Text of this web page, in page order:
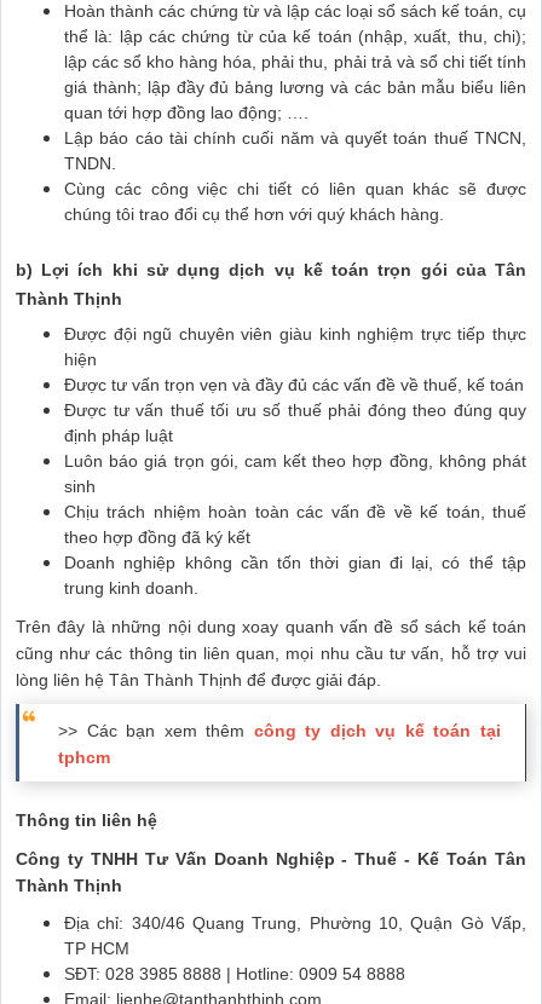
Hoàn thành các chứng từ và lập các loại sổ sách kế toán, cụ
thể là: lập các chứng từ của kế toán (nhập, xuất, thu, chi);
lập các sổ kho hàng hóa, phải thu, phải trả và sổ chi tiết tính
giá thành; lập đầy đủ bảng lương và các bản mẫu biểu liên
quan tới hợp đồng lao động; ….
Lập báo cáo tài chính cuối năm và quyết toán thuế TNCN,
TNDN.
Cùng các công việc chi tiết có liên quan khác sẽ được
chúng tôi trao đổi cụ thể hơn với quý khách hàng.
b) Lợi ích khi sử dụng dịch vụ kế toán trọn gói của Tân
Thành Thịnh
Được đội ngũ chuyên viên giàu kinh nghiệm trực tiếp thực
hiện
Được tư vấn trọn vẹn và đầy đủ các vấn đề về thuế, kế toán
Được tư vấn thuế tối ưu số thuế phải đóng theo đúng quy
định pháp luật
Luôn báo giá trọn gói, cam kết theo hợp đồng, không phát
sinh
Chịu trách nhiệm hoàn toàn các vấn đề về kế toán, thuế
theo hợp đồng đã ký kết
Doanh nghiệp không cần tốn thời gian đi lại, có thể tập
trung kinh doanh.
Trên đây là những nội dung xoay quanh vấn đề sổ sách kế toán
cũng như các thông tin liên quan, mọi nhu cầu tư vấn, hỗ trợ vui
lòng liên hệ Tân Thành Thịnh để được giải đáp.
>> Các bạn xem thêm công ty dịch vụ kế toán tại
tphcm
Thông tin liên hệ
Công ty TNHH Tư Vấn Doanh Nghiệp - Thuế - Kế Toán Tân
Thành Thịnh
Địa chỉ: 340/46 Quang Trung, Phường 10, Quận Gò Vấp,
TP HCM
SĐT: 028 3985 8888 | Hotline: 0909 54 8888
Email: lienhe@tanthanhthinh.com